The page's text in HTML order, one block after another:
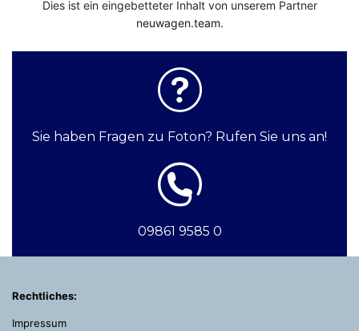
Dies ist ein eingebetteter Inhalt von unserem Partner
neuwagen.team.
Sie haben Fragen zu Foton? Rufen Sie uns an!
09861 9585 0
Rechtliches:
Impressum